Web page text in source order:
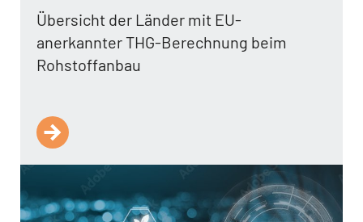
Übersicht der Länder mit EU-
anerkannter THG-Berechnung beim
Rohstoffanbau